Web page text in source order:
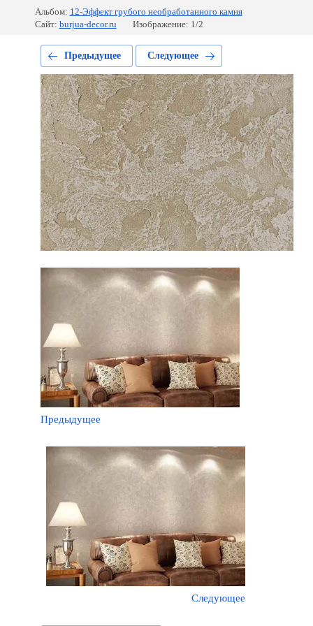
Альбом: 12-Эффект грубого необработанного камня
Сайт: burjua-decor.ru Изображение: 1/2
Предыдущее Следующее
Предыдущее
Следующее